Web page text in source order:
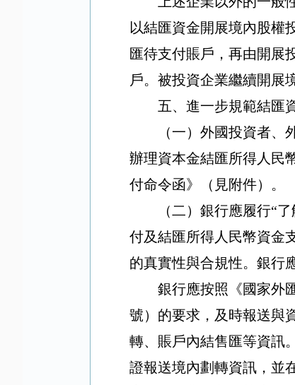
以結匯資金開展境內股權
匯待支付賬戶，再由開展
戶。被投資企業繼續開展
五、進一步規範結匯
（一）外國投資者
辦理資本金結匯所得人民
付命令函》（見附件）。
（二）銀行應履行“了
付及結匯所得人民幣資金
的真實性與合規性。銀行
銀行應按照《國家外
號）的要求，及時報送與
轉、賬戶內結售匯等資訊
證報送境內劃轉資訊，並